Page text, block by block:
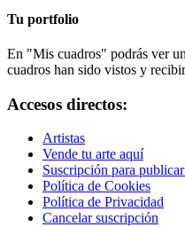
Tu portfolio
En "Mis cuadros" podrás ver
cuadros han sido vistos y
Accesos directos:
Artistas
Vende tu arte aquí
Suscripción para
Política de Cookies
Política de Privacidad
Cancelar suscripción